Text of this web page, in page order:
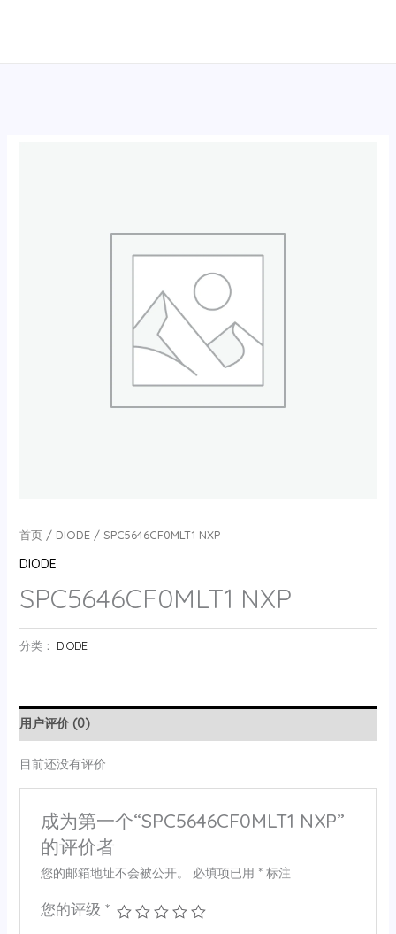
首页/ DIODE/ SPC5646CF0MLT1 NXP
DIODE
SPC5646CF0MLT1 NXP
分类： DIODE
用户评价 (0)
目前还没有评价
成为第一个“SPC5646CF0MLT1 NXP”
的评价者
您的邮箱地址不会被公开。 必填项已用 *标注
您的评级 *